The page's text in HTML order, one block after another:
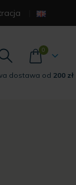
0
dostawa od 200 zł